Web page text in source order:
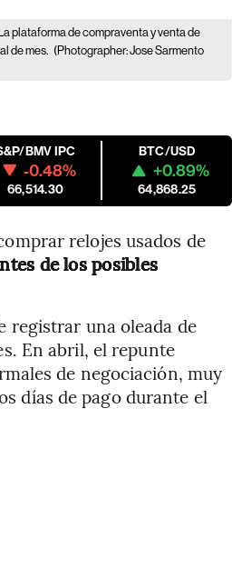
plataforma de compraventa y venta de
de mes. (Photographer: Jose Sarmento
BMV IPC
-0.48%
66,514.30
BTC/USD
+0.89%
64,868.25
relojes usados de
de los posibles
registrar una oleada de
En abril, el repunte
de negociación, muy
días de pago durante el